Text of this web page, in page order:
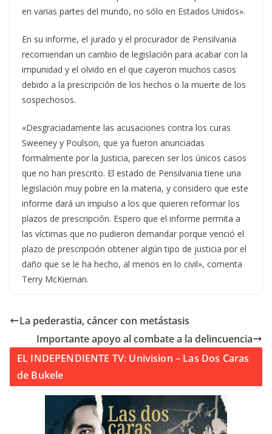
en varias partes del mundo, no sólo en Estados Unidos».
En su informe, el jurado y el procurador de Pensilvania
recomiendan un cambio de legislación para acabar con la
impunidad y el olvido en el que cayeron muchos casos
debido a la prescripción de los hechos o la muerte de los
sospechosos.
«Desgraciadamente las acusaciones contra los curas
Sweeney y Poulson, que ya fueron anunciadas
formalmente por la Justicia, parecen ser los únicos casos
que no han prescrito. El estado de Pensilvania tiene una
legislación muy pobre en la materia, y considero que este
informe dará un impulso a los que quieren reformar los
plazos de prescripción. Espero que el informe permita a
las víctimas que no pudieron demandar porque venció el
plazo de prescripción obtener algún tipo de justicia por el
daño que se le ha hecho, al menos en lo civil», comenta
Terry McKiernan.
La pederastia, cáncer con metástasis
Importante apoyo al combate a la delincuencia
EL INDEPENDIENTE TV: Univision – Las Dos Caras
de Bukele